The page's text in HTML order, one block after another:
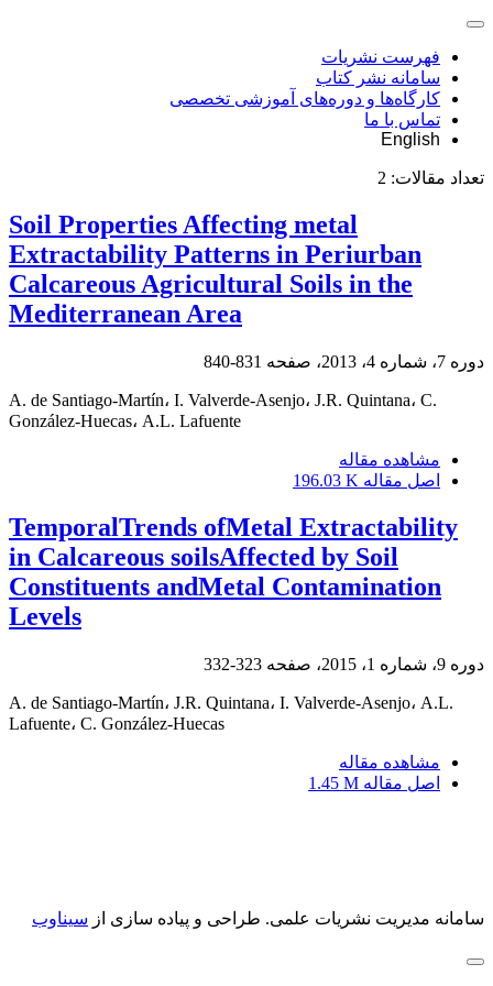
فهرست نشریات
سامانه نشر کتاب
کارگاه‌ها و دوره‌های آموزشی تخصصی
تماس با ما
English
تعداد مقالات: 2
Soil Properties Affecting metal
Extractability Patterns in Periurban
Calcareous Agricultural Soils in the
Mediterranean Area
دوره 7، شماره 4، 2013، صفحه 831-840
A. de Santiago-Martín، I. Valverde-Asenjo، J.R. Quintana، C.
González-Huecas، A.L. Lafuente
مشاهده مقاله
اصل مقاله 196.03 K
TemporalTrends ofMetal Extractability
in Calcareous soilsAffected by Soil
Constituents andMetal Contamination
Levels
دوره 9، شماره 1، 2015، صفحه 323-332
A. de Santiago-Martín، J.R. Quintana، I. Valverde-Asenjo، A.L.
Lafuente، C. González-Huecas
مشاهده مقاله
اصل مقاله 1.45 M
سامانه مدیریت نشریات علمی. طراحی و پیاده سازی از سیناوب